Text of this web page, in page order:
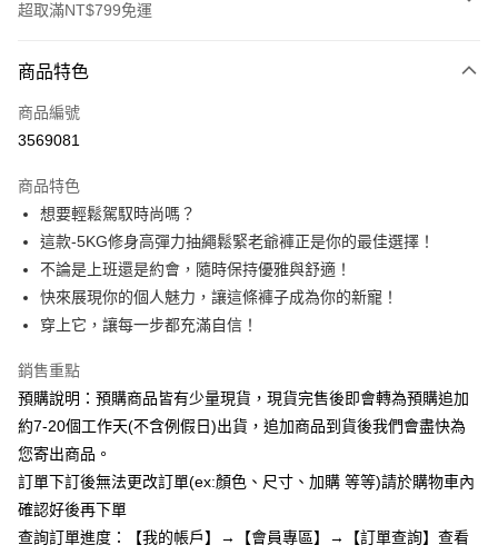
超取滿NT$799免運
信用卡一次付款
超商取貨付款
Apple Pay
街口支付
悠遊付
Google Pay
全支付
【關於「AFTEE先享後付」】
AFTEE先享後付是「在收到商品之後才付款」的支付方式。 讓您購物簡單
便利好安心！
１．簡單：不需註冊會員、不需綁卡、不需儲值。
２．便利：只要手機號碼，簡訊認證，即可結帳。
ATM付款
運送方式
商品特色
商品編號
3569081
商品特色
想要輕鬆駕馭時尚嗎？
這款-5KG修身高彈力抽繩鬆緊老爺褲正是你的最佳選擇！
不論是上班還是約會，隨時保持優雅與舒適！
快來展現你的個人魅力，讓這條褲子成為你的新寵！
穿上它，讓每一步都充滿自信！
銷售重點
預購說明：預購商品皆有少量現貨，現貨完售後即會轉為預購追加
約7-20個工作天(不含例假日)出貨，追加商品到貨後我們會盡快為
您寄出商品。
訂單下訂後無法更改訂單(ex:顏色、尺寸、加購 等等)請於購物車內
確認好後再下單
查詢訂單進度：【我的帳戶】→【會員專區】→【訂單查詢】查看